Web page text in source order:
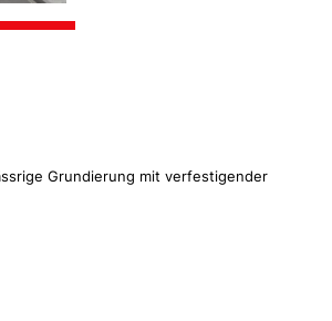
Grundierung mit verfestigender